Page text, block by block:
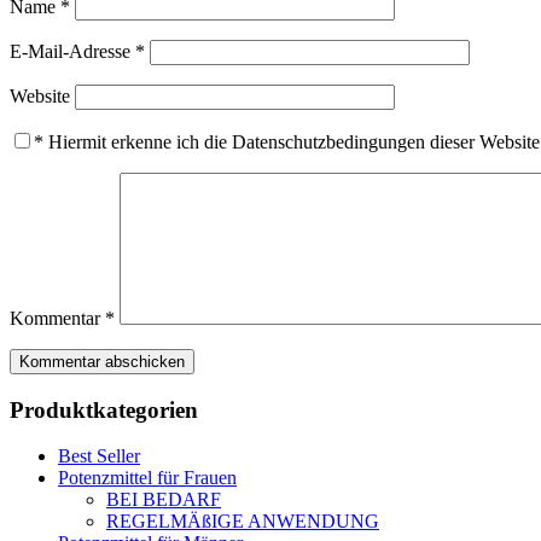
Name *
E-Mail-Adresse *
Website
* Hiermit erkenne ich die Datenschutzbedingungen dieser
Kommentar *
Produktkategorien
Best Seller
Potenzmittel für Frauen
BEI BEDARF
REGELMÄßIGE ANWENDUNG